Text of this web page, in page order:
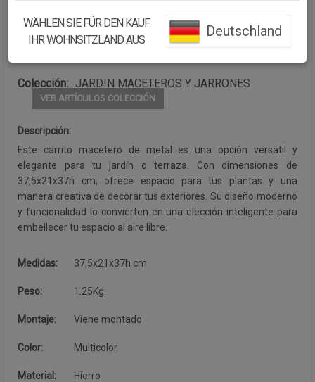
CONTINUAR COMPRANDO
Colección: JARDIN MACETEROS Y JARRONES
VER ARTÍCULOS COLECCIÓN
Descripción:
Este carrito macetero de metal es una opción versátil y
elegante para tu jardín o terraza. Con dimensiones de
37,5x21x37h cm, ofrece espacio para tus plantas y una
manera creativa de decorar tus exteriores. Su diseño moderno
y funcionalidad lo convierten en una elección inteligente para
embellecer tu espacio al aire libre.
Medidas: 37,5x21x37h cm
Peso: 1.25Kg.
Montaje: Viene montado
Color: Multicolor
Material: Hierro
WÄHLEN SIE FÜR DEN KAUF
IHR WOHNSITZLAND AUS
Deutschland